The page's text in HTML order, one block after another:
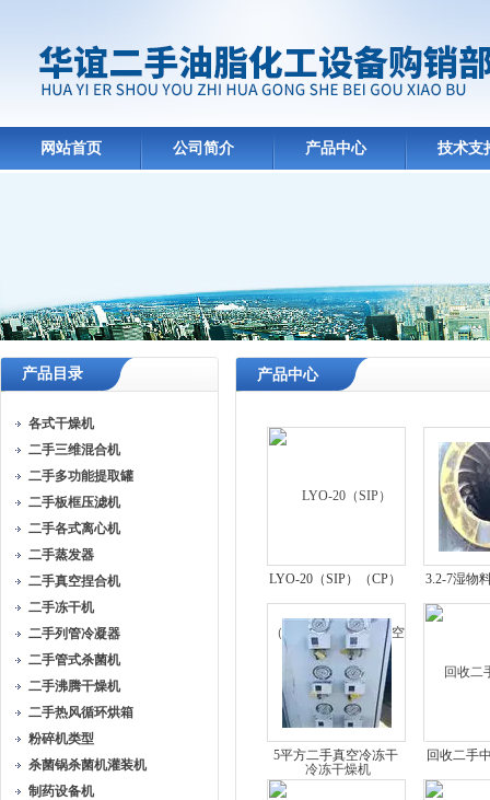
网站首页 公司简介 产品中心 技术支
产品目录
各式干燥机
二手三维混合机
二手多功能提取罐
二手板框压滤机
二手各式离心机
二手蒸发器
二手真空捏合机
二手冻干机
二手列管冷凝器
二手管式杀菌机
二手沸腾干燥机
二手热风循环烘箱
粉碎机类型
杀菌锅杀菌机灌装机
制药设备机
产品中心
LYO-20（SIP）（CP）
二手东富龙真空冷冻干
燥机
3.2-7湿物
手三
5平方二手真空冷冻干
燥机及自动进料系统
回收二手